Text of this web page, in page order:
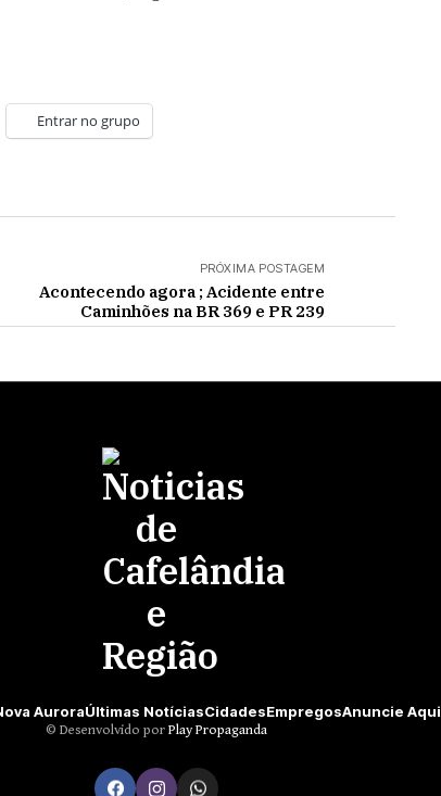
Entrar no grupo
PRÓXIMA POSTAGEM
Acontecendo agora ; Acidente entre
Caminhões na BR 369 e PR 239
AuroraÚltimas NotíciasCidadesEmpregosAnuncie Aqui
©️ Desenvolvido por Play Propaganda